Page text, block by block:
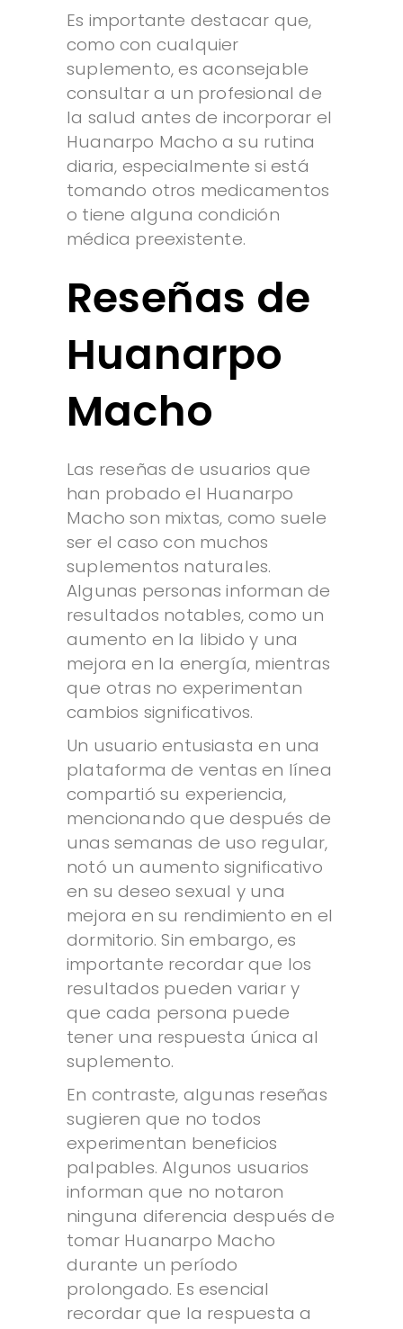
Es importante destacar que,
como con cualquier
suplemento, es aconsejable
consultar a un profesional de
la salud antes de incorporar el
Huanarpo Macho a su rutina
diaria, especialmente si está
tomando otros medicamentos
o tiene alguna condición
médica preexistente.
Reseñas de
Huanarpo
Macho
Las reseñas de usuarios que
han probado el Huanarpo
Macho son mixtas, como suele
ser el caso con muchos
suplementos naturales.
Algunas personas informan de
resultados notables, como un
aumento en la libido y una
mejora en la energía, mientras
que otras no experimentan
cambios significativos.
Un usuario entusiasta en una
plataforma de ventas en línea
compartió su experiencia,
mencionando que después de
unas semanas de uso regular,
notó un aumento significativo
en su deseo sexual y una
mejora en su rendimiento en el
dormitorio. Sin embargo, es
importante recordar que los
resultados pueden variar y
que cada persona puede
tener una respuesta única al
suplemento.
En contraste, algunas reseñas
sugieren que no todos
experimentan beneficios
palpables. Algunos usuarios
informan que no notaron
ninguna diferencia después de
tomar Huanarpo Macho
durante un período
prolongado. Es esencial
recordar que la respuesta a